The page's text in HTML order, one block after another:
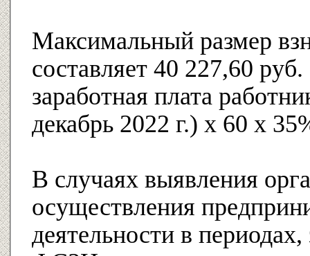
Максимальный размер
составляет 40 227,60
заработная плата
декабрь 2022 г.) x 60 х
В случаях выявления
осуществления
деятельности в